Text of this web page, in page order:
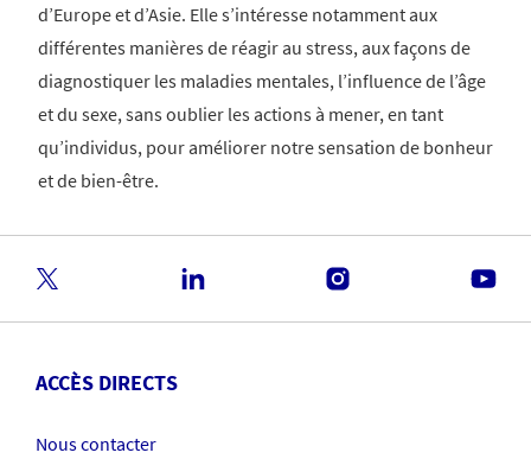
d’Europe et d’Asie. Elle s’intéresse notamment aux
différentes manières de réagir au stress, aux façons de
diagnostiquer les maladies mentales, l’influence de l’âge
et du sexe, sans oublier les actions à mener, en tant
qu’individus, pour améliorer notre sensation de bonheur
et de bien-être.
ACCÈS DIRECTS
Nous contacter